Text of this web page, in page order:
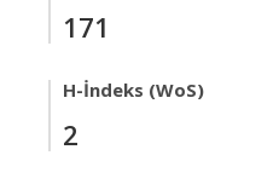
171
H-İndeks (WoS)
2